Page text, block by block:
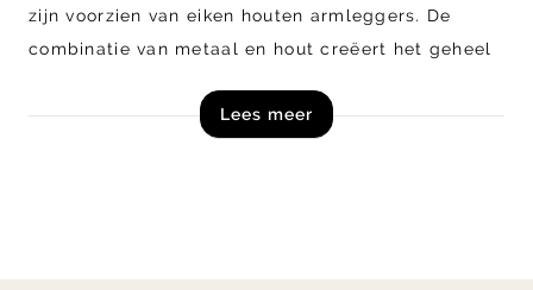
zijn voorzien van eiken houten armleggers. De
combinatie van metaal en hout creëert het geheel
strakke lijnen en hoogwaardige afwerking is Teun
Lees meer